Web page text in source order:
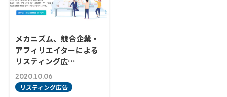
メカニズム、競合企業・
アフィリエイターによる
リスティング広…
2020.10.06
リスティング広告